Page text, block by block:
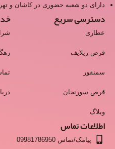
دارای دو شعبه حضوری در کاشان و
دسترسی سریع
عطاری
قرص ریلایف
سمنقور
قرص سورنجان
وبلاگ
اطلاعات تماس
پیامک/تماس 09981786950